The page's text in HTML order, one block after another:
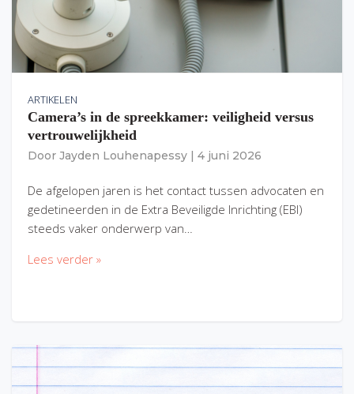
ARTIKELEN
Camera’s in de spreekkamer: veiligheid versus
vertrouwelijkheid
Door Jayden Louhenapessy 4 juni 2026
De afgelopen jaren is het contact tussen advocaten en
gedetineerden in de Extra Beveiligde Inrichting (EBI)
steeds vaker onderwerp van…
Lees verder »